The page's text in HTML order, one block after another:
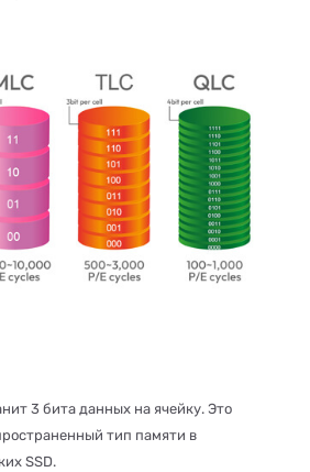
3 бита данных на ячейку. Это
тип памяти в
SSD.